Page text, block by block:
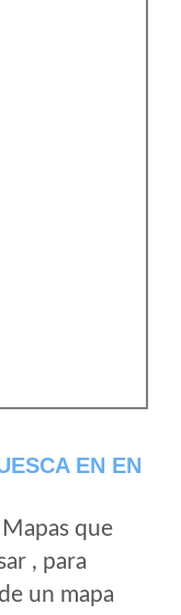
EN EN
que
, para
un mapa